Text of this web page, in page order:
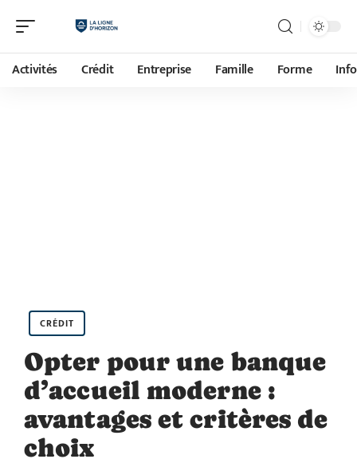
Activités Crédit Entreprise Famille Forme
CRÉDIT
Opter pour une banque
d’accueil moderne :
avantages et critères de
choix